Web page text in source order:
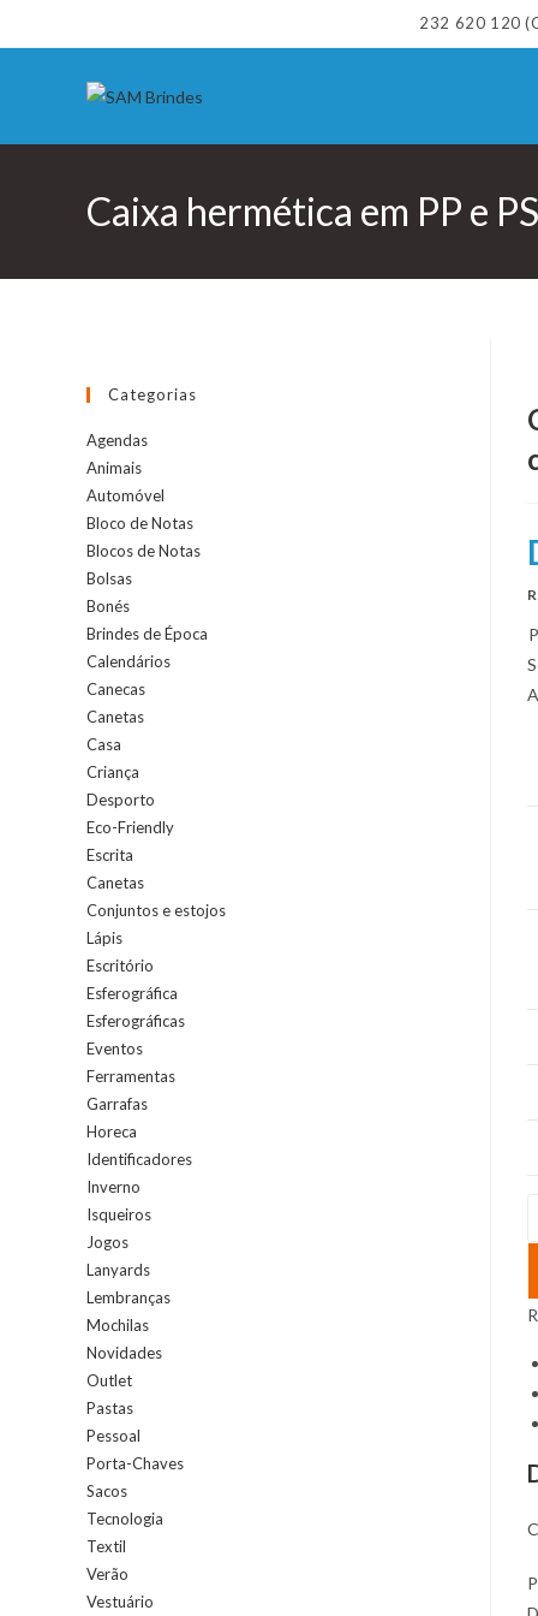
to
232 620 120
Caixa hermética em PP e
e
2
Categorias
Agendas
Animais
Automóvel
Bloco de Notas
Blocos de Notas
Bolsas
Bonés
Brindes de Época
Calendários
Canecas
Canetas
Casa
Criança
Desporto
Eco-Friendly
Escrita
Canetas
Conjuntos e estojos
Lápis
Escritório
Esferográfica
Esferográficas
Eventos
Ferramentas
Garrafas
Horeca
Identificadores
Inverno
Isqueiros
Jogos
Lanyards
Lembranças
Mochilas
Novidades
Outlet
Pastas
Pessoal
Porta-Chaves
Sacos
Tecnologia
Textil
Verão
Vestuário